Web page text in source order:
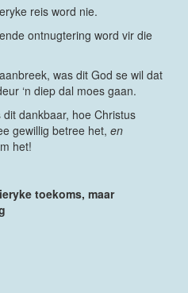
reis word nie.
ontnugtering word vir die
was dit God se wil dat
‘n diep dal moes gaan.
dankbaar, hoe Christus
gewillig betree het, en
het!
toekoms, maar